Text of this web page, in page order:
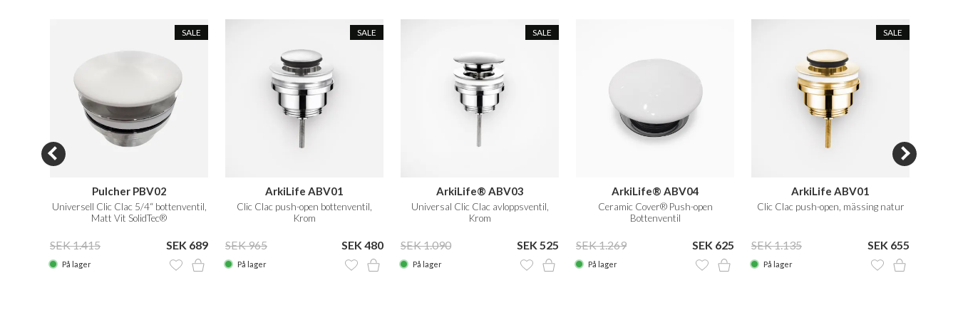
SALE
Pulcher PBV02
Universell Clic Clac 5/4“ bottenventil,
Matt Vit SolidTec®
SEK 1.415 SEK 689
På lager
SALE
ArkiLife ABV01
Clic Clac push-open bottenventil,
Krom
SEK 965 SEK 480
På lager
SALE
ArkiLife® ABV03
Universal Clic Clac avloppsventil,
Krom
SEK 1.090 SEK 525
På lager
ArkiLife® ABV04
Ceramic Cover® Push-open
Bottenventil
SEK 1.269 SEK 625
På lager
SALE
ArkiLife ABV01
Clic Clac push-open, mässing natur
SEK 1.135 SEK 655
På lager